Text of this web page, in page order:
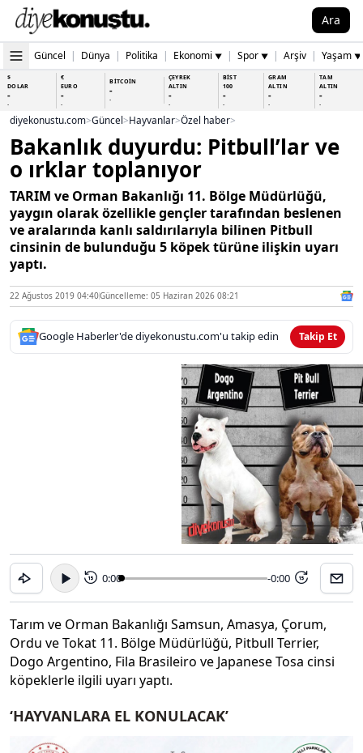
Ara
Güncel | Dünya | Politika | Ekonomi ▼ | Spor ▼ | Arşiv | Yaşam ▼
$
DOLAR
-
-
€
EURO
-
-
BİTCOİN
-
-
ÇEYREK
ALTIN
-
-
BİST
100
-
-
GRAM
ALTIN
-
-
TAM
ALTIN
-
-
diyekonustu.com>Güncel>Hayvanlar>Özel haber>
Bakanlık duyurdu: Pitbull’lar ve
o ırklar toplanıyor
TARIM ve Orman Bakanlığı 11. Bölge Müdürlüğü,
yaygın olarak özellikle gençler tarafından beslenen
ve aralarında kanlı saldırılarıyla bilinen Pitbull
cinsinin de bulunduğu 5 köpek türüne ilişkin uyarı
yaptı.
22 Ağustos 2019 04:40Güncelleme: 05 Haziran 2026 08:21
Google Haberler'de diyekonustu.com'u takip edin Takip Et
15 0:00 -0:00 15
Tarım ve Orman Bakanlığı Samsun, Amasya, Çorum,
Ordu ve Tokat 11. Bölge Müdürlüğü, Pitbull Terrier,
Dogo Argentino, Fila Brasileiro ve Japanese Tosa cinsi
köpeklerle ilgili uyarı yaptı.
‘HAYVANLARA EL KONULACAK’